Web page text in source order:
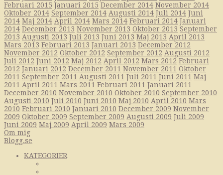
Februari 2015 Januari 2015 December 2014 November 2014
Oktober 2014 September 2014 Augusti 2014 Juli 2014 Juni
2014 Maj 2014 April 2014 Mars 2014 Februari 2014 Januari
2014 December 2013 November 2013 Oktober 2013 September
2013 Augusti 2013 Juli 2013 Juni 2013 Maj 2013 April 2013
Mars 2013 Februari 2013 Januari 2013 December 2012
November 2012 Oktober 2012 September 2012 Augusti 2012
Juli 2012 Juni 2012 Maj 2012 April 2012 Mars 2012 Februari
2012 Januari 2012 December 2011 November 2011 Oktober
2011 September 2011 Augusti 2011 Juli 2011 Juni 2011 Maj
2011 April 2011 Mars 2011 Februari 2011 Januari 2011
December 2010 November 2010 Oktober 2010 September 2010
Augusti 2010 Juli 2010 Juni 2010 Maj 2010 April 2010 Mars
2010 Februari 2010 Januari 2010 December 2009 November
2009 Oktober 2009 September 2009 Augusti 2009 Juli 2009
Juni 2009 Maj 2009 April 2009 Mars 2009
Om mig
Blogg.se
KATEGORIER